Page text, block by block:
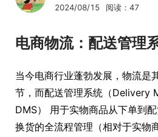
2024/08/15 阅读：47
电商物流：配送管理
当今电商行业蓬勃发展，物流是
节，而配送管理系统（Delivery
DMS） 用于实物商品从下单到
换货的全流程管理（相对于实物